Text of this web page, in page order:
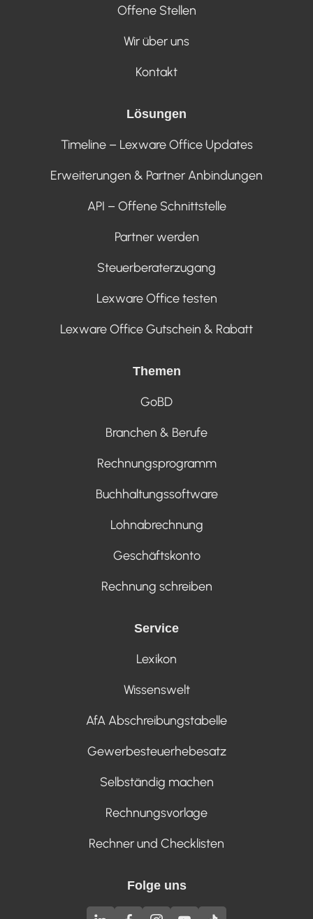
Offene Stellen
Wir über uns
Kontakt
Lösungen
Timeline – Lexware Office Updates
Erweiterungen & Partner Anbindungen
API – Offene Schnittstelle
Partner werden
Steuerberaterzugang
Lexware Office testen
Lexware Office Gutschein & Rabatt
Themen
GoBD
Branchen & Berufe
Rechnungsprogramm
Buchhaltungssoftware
Lohnabrechnung
Geschäftskonto
Rechnung schreiben
Service
Lexikon
Wissenswelt
AfA Abschreibungstabelle
Gewerbesteuerhebesatz
Selbständig machen
Rechnungsvorlage
Rechner und Checklisten
Folge uns